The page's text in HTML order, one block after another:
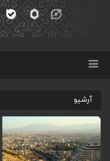
آرشیو